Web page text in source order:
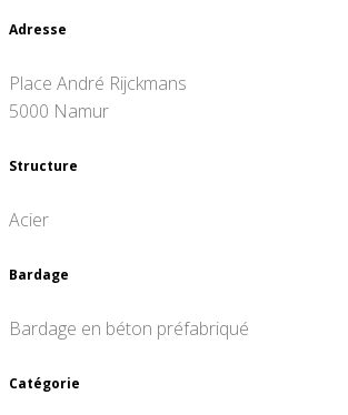
Adresse
Place André Rijckmans
5000 Namur
Structure
Acier
Bardage
Bardage en béton préfabriqué
Catégorie